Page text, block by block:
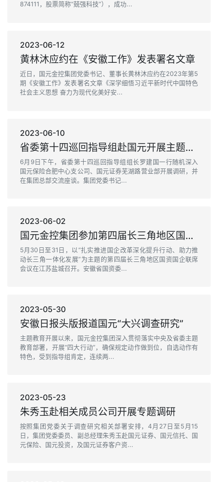
874111，股票简称“兢强科技”），成功...
2023-06-12
黄林沐应约在《安徽工作》发表署名文章
近日，国元金控集团党委书记、董事长黄林沐应约在2023年第5
期《安徽工作》发表署名文章《深学细悟习近平新时代中国特色
社会主义思想 奋力为现代化美好安...
2023-06-10
省委第十四巡回指导组赴国元开展主题教育延伸指导
6月9日下午，省委第十四巡回指导组组长罗建国一行随机深入
国元保险合肥中心支公司、国元证券芜湖路营业部开展调研，并
在集团总部交流座谈。集团党委书记...
2023-06-02
国元金控集团参加第四届长三角地区国资国企联席会议
5月30日至31日，以“扎实推进国企改革深化提升行动、助力推
动长三角一体化发展”为主题的第四届长三角地区国资国企联席
会议在江苏盐城召开。安徽省国资委...
2023-05-30
安徽日报头版报道国元“大兴调查研究”
主题教育开展以来，国元金控集团深入贯彻落实中央及省委主题
教育部署，开展“四大行动”，确保规定动作做到位，自选动作有
特色，受到指导组肯定，连续两...
2023-05-23
朱秀玉赴相关成员公司开展专题调研
按照集团党委关于调查研究相关部署安排，4月27日至5月15
日，集团党委委员、副总经理朱秀玉赴国元证券、国元信托、国
元保险、国元投资，及国元证券客户资...